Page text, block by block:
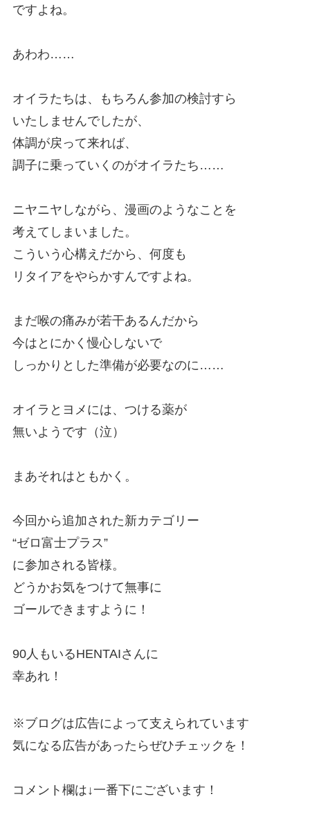
ですよね。
あわわ……
オイラたちは、もちろん参加の検討すら
いたしませんでしたが、
体調が戻って来れば、
調子に乗っていくのがオイラたち……
ニヤニヤしながら、漫画のようなことを
考えてしまいました。
こういう心構えだから、何度も
リタイアをやらかすんですよね。
まだ喉の痛みが若干あるんだから
今はとにかく慢心しないで
しっかりとした準備が必要なのに……
オイラとヨメには、つける薬が
無いようです（泣）
まあそれはともかく。
今回から追加された新カテゴリー
“ゼロ富士プラス”
に参加される皆様。
どうかお気をつけて無事に
ゴールできますように！
90人もいるHENTAIさんに
幸あれ！
※ブログは広告によって支えられています
気になる広告があったらぜひチェックを！
コメント欄は↓一番下にございます！